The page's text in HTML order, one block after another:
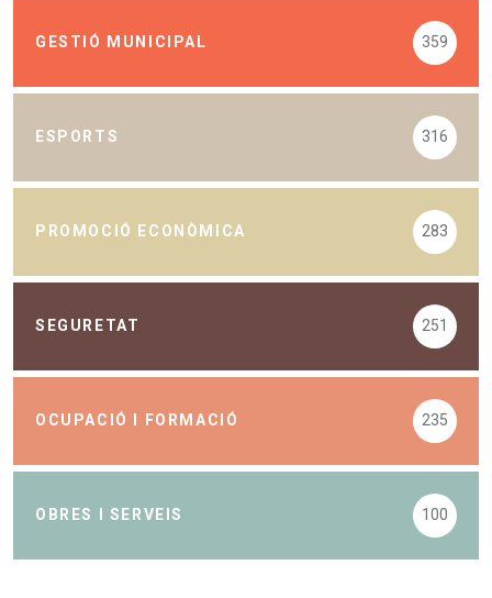
GESTIÓ MUNICIPAL 359
ESPORTS 316
PROMOCIÓ ECONÒMICA 283
SEGURETAT 251
OCUPACIÓ I FORMACIÓ 235
OBRES I SERVEIS 100